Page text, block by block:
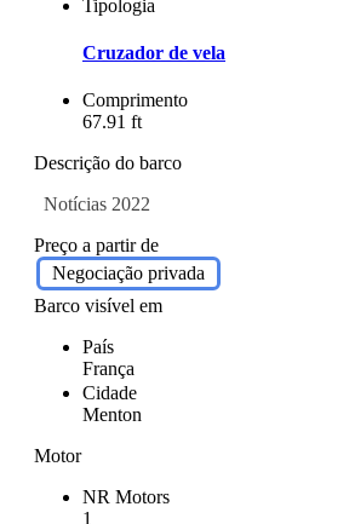
Tipologia
Cruzador de vela
Comprimento
67.91 ft
Descrição do barco
Notícias 2022
Preço a partir de
Negociação privada
Barco visível em
País
França
Cidade
Menton
Motor
NR Motors
1